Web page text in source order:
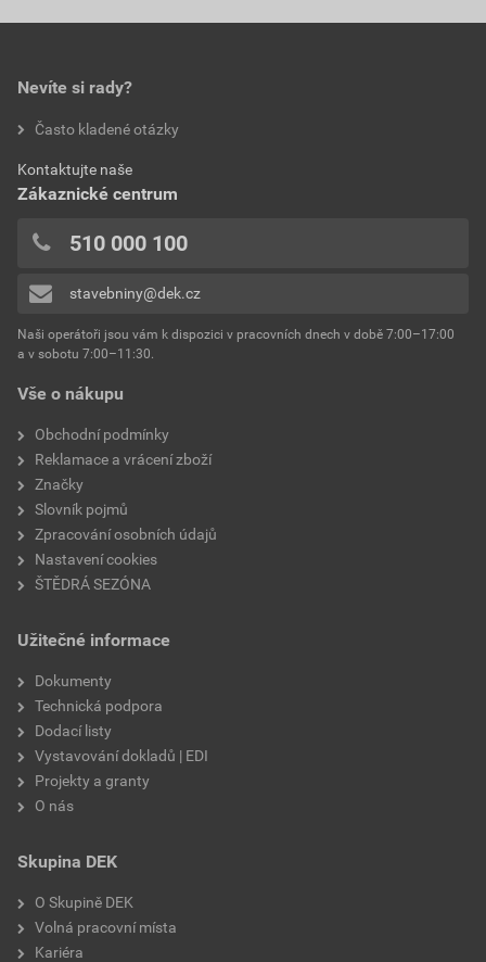
poskytnutím slevy
bez DPH za role
Aktuální prodejní porovnávací cena po slevě 36% z
ceníkové ceny
126,08 Kč
0,0
hodnotilo 0 uživatelů
Přidávat hodnocení může pouze přihlášený uživatel.
Vše o nákupu
Obchodní podmínky
Reklamace a vrácení zboží
Značky
Slovník pojmů
Zpracování osobních údajů
Nastavení cookies
ŠTĚDRÁ SEZÓNA
Užitečné informace
Dokumenty
Technická podpora
Dodací listy
Vystavování dokladů | EDI
Projekty a granty
O nás
Skupina DEK
O Skupině DEK
Volná pracovní místa
Kariéra
Nevíte si rady?
Často kladené otázky
Kontaktujte naše
Zákaznické centrum
510 000 100
stavebniny@dek.cz
Naši operátoři jsou vám k dispozici v pracovních dnech v době 7:00–17:00
a v sobotu 7:00–11:30.